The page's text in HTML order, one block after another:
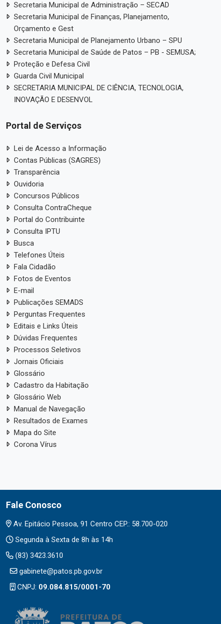
Secretaria Municipal de Administração – SECAD
Secretaria Municipal de Finanças, Planejamento,
Orçamento e Gest
Secretaria Municipal de Planejamento Urbano – SPU
Secretaria Municipal de Saúde de Patos – PB - SEMUSA;
Proteção e Defesa Civil
Guarda Civil Municipal
SECRETARIA MUNICIPAL DE CIÊNCIA, TECNOLOGIA,
INOVAÇÃO E DESENVOL
Portal de Serviços
Lei de Acesso a Informação
Contas Públicas (SAGRES)
Transparência
Ouvidoria
Concursos Públicos
Consulta ContraCheque
Portal do Contribuinte
Consulta IPTU
Busca
Telefones Úteis
Fala Cidadão
Fotos de Eventos
E-mail
Publicações SEMADS
Perguntas Frequentes
Editais e Links Úteis
Dúvidas Frequentes
Processos Seletivos
Jornais Oficiais
Glossário
Cadastro da Habitação
Glossário Web
Manual de Navegação
Resultados de Exames
Mapa do Site
Corona Vírus
Fale Conosco
Av. Epitácio Pessoa, 91 Centro CEP.: 58.700-020
Segunda à Sexta de 8h às 14h
(83) 3423.3610
gabinete@patos.pb.gov.br
CNPJ: 09.084.815/0001-70